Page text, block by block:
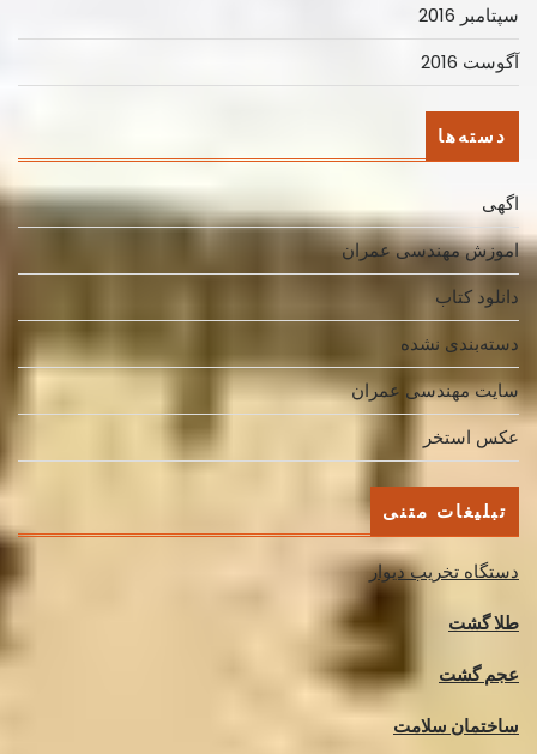
سپتامبر 2016
آگوست 2016
دسته‌ها
اگهی
اموزش مهندسی عمران
دانلود کتاب
دسته‌بندی نشده
سایت مهندسی عمران
عکس استخر
تبلیغات متنی
دستگاه تخریب دیوار
طلا گشت
عجم گشت
ساختمان سلامت